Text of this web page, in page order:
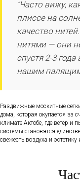
"Часто вижу,
плиссе на
качество
нитями — они
спустя 2-3
нашим
Раздвижные москитные
дома, которая окупается за
климате Актобе, где ветер
системы становятся
свежесть воздуха и эстетику